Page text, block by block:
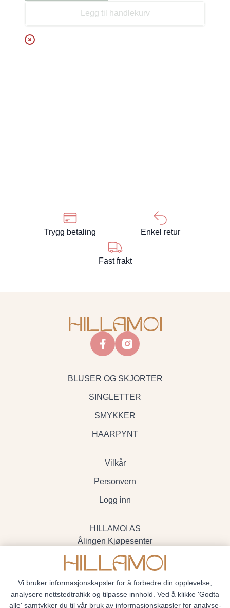
Legg til handlekurv
Trygg betaling Enkel retur
Fast frakt
facebookinstagram
BLUSER OG SKJORTER
SINGLETTER
SMYKKER
HAARPYNT
Vilkår
Personvern
Logg inn
HILLAMOI AS
Ålingen Kjøpesenter
Myrenvegen 19, 3570 Ål
- Org.nr. 928705234
Vi bruker informasjonskapsler for å forbedre din opplevelse,
analysere nettstedtrafikk og tilpasse innhold. Ved å klikke 'Godta
alle' samtykker du til vår bruk av informasjonskapsler for analyse-